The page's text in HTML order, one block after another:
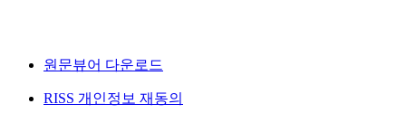
원문뷰어 다운로드
RISS 개인정보 재동의